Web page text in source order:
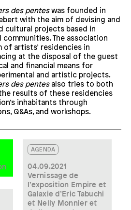
des penteswas founded in
with the aim of devising and
cultural projects based in
The association
of artists’ residencies in
at the disposal of the guest
and financial means for
and artistic projects.
des pentesalso tries to both
results of these residencies
inhabitants through
Q&As, and workshops.
AGENDA
04.09.2021
Vernissage de
l’exposition Empire et
Galaxie d’Eric Tabuchi
et Nelly Monnier et